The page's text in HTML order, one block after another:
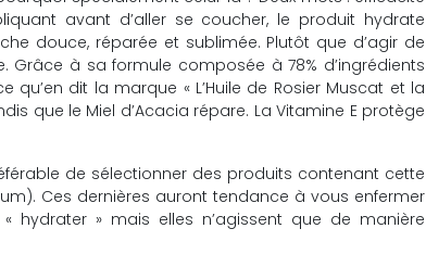
avant d’aller se coucher, le produit hydrate
douce, réparée et sublimée. Plutôt que d’agir de
à sa formule composée à 78% d’ingrédients
qu’en dit la marque « L’Huile de Rosier Muscat et la
que le Miel d’Acacia répare. La Vitamine E protège
de sélectionner des produits contenant cette
Ces dernières auront tendance à vous enfermer
» mais elles n’agissent que de manière